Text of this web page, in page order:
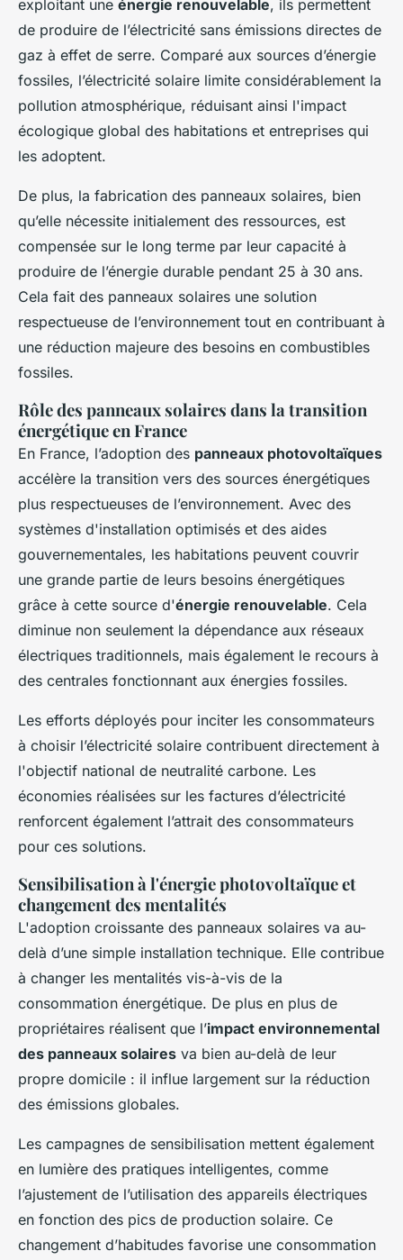
exploitant une énergie renouvelable, ils permettent
de produire de l’électricité sans émissions directes de
gaz à effet de serre. Comparé aux sources d’énergie
fossiles, l’électricité solaire limite considérablement la
pollution atmosphérique, réduisant ainsi l'impact
écologique global des habitations et entreprises qui
les adoptent.
De plus, la fabrication des panneaux solaires, bien
qu’elle nécessite initialement des ressources, est
compensée sur le long terme par leur capacité à
produire de l’énergie durable pendant 25 à 30 ans.
Cela fait des panneaux solaires une solution
respectueuse de l’environnement tout en contribuant à
une réduction majeure des besoins en combustibles
fossiles.
Rôle des panneaux solaires dans la transition
énergétique en France
En France, l’adoption des panneaux photovoltaïques
accélère la transition vers des sources énergétiques
plus respectueuses de l’environnement. Avec des
systèmes d'installation optimisés et des aides
gouvernementales, les habitations peuvent couvrir
une grande partie de leurs besoins énergétiques
grâce à cette source d'énergie renouvelable. Cela
diminue non seulement la dépendance aux réseaux
électriques traditionnels, mais également le recours à
des centrales fonctionnant aux énergies fossiles.
Les efforts déployés pour inciter les consommateurs
à choisir l’électricité solaire contribuent directement à
l'objectif national de neutralité carbone. Les
économies réalisées sur les factures d’électricité
renforcent également l’attrait des consommateurs
pour ces solutions.
Sensibilisation à l'énergie photovoltaïque et
changement des mentalités
L'adoption croissante des panneaux solaires va au-
delà d’une simple installation technique. Elle contribue
à changer les mentalités vis-à-vis de la
consommation énergétique. De plus en plus de
propriétaires réalisent que l’impact environnemental
des panneaux solaires va bien au-delà de leur
propre domicile : il influe largement sur la réduction
des émissions globales.
Les campagnes de sensibilisation mettent également
en lumière des pratiques intelligentes, comme
l’ajustement de l’utilisation des appareils électriques
en fonction des pics de production solaire. Ce
changement d’habitudes favorise une consommation